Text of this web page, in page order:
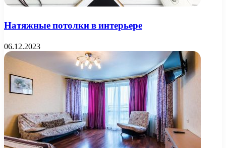
Натяжные потолки в интерьере
06.12.2023